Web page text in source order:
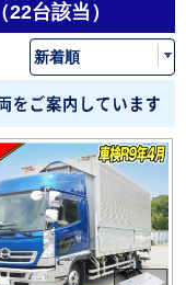
台該当）